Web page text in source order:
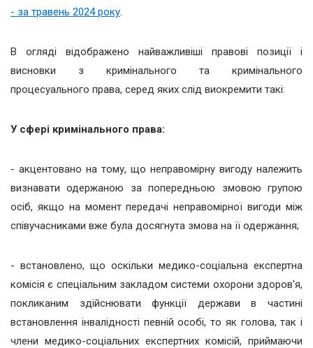
- за травень 2024 року.
В огляді відображено найважливіші правові позиції і
висновки з кримінального та кримінального
процесуального права, серед яких слід виокремити такі:
У сфері кримінального права:
- акцентовано на тому, що неправомірну вигоду належить
визнавати одержаною за попередньою змовою групою
осіб, якщо на момент передачі неправомірної вигоди між
співучасниками вже була досягнута змова на її одержання;
- встановлено, що оскільки медико-соціальна експертна
комісія є спеціальним закладом системи охорони здоров'я,
покликаним здійснювати функції держави в частині
встановлення інвалідності певній особі, то як голова, так і
члени медико-соціальних експертних комісій, приймаючи